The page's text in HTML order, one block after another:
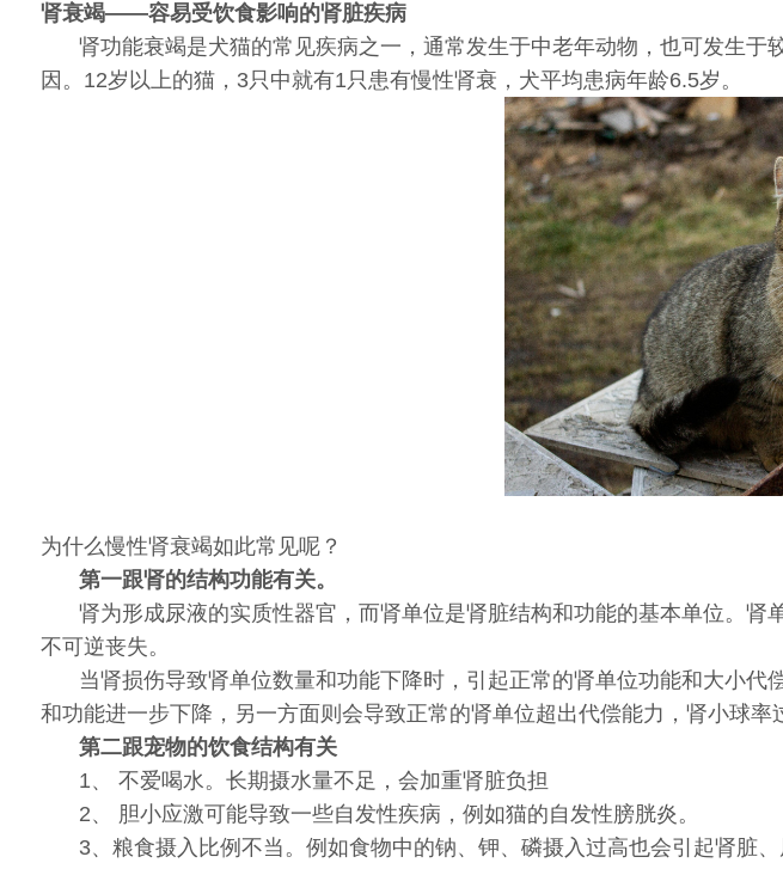
肾衰竭——容易受饮食影响的肾脏疾病
肾功能衰竭是犬猫的常见疾病之一，通常发生于中老年动物，也可发生
因。12岁以上的猫，3只中就有1只患有慢性肾衰，犬平均患病年龄6.5岁。
为什么慢性肾衰竭如此常见呢？
第一跟肾的结构功能有关。
肾为形成尿液的实质性器官，而肾单位是肾脏结构和功能的基本单位。
不可逆丧失。
当肾损伤导致肾单位数量和功能下降时，引起正常的肾单位功能和大小
和功能进一步下降，另一方面则会导致正常的肾单位超出代偿能力，肾小球率
第二跟宠物的饮食结构有关
1、 不爱喝水。长期摄水量不足，会加重肾脏负担
2、 胆小应激可能导致一些自发性疾病，例如猫的自发性膀胱炎。
3、粮食摄入比例不当。例如食物中的钠、钾、磷摄入过高也会引起肾脏